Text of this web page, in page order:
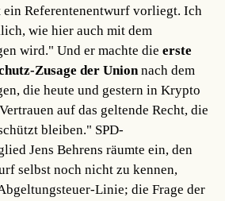
ein Referentenentwurf vorliegt. Ich
wie hier auch mit dem
wird." Und er machte dieerste
Zusage der Unionnach dem
die heute und gestern in Krypto
auf das geltende Recht, die
bleiben." SPD-
Jens Behrens räumte ein, den
selbst noch nicht zu kennen,
Linie; die Frage der